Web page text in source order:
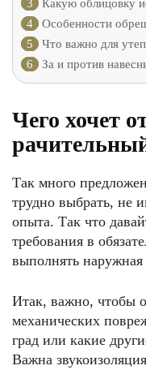
3
Какую облицовку
4
Особенности
5
Что важно для
6
За и против
Чего хочет
Так много
трудно выбрать, не
опыта. Так что
требования в
выполнять наружная
Итак, важно, чтобы
механических
град или какие
Важна